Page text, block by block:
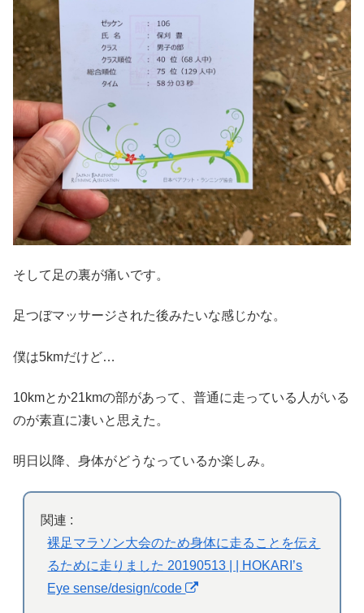
そして足の裏が痛いです。
足つぼマッサージされた後みたいな感じかな。
僕は5kmだけど…
10kmとか21kmの部があって、普通に走っている人がいる
のが素直に凄いと思えた。
明日以降、身体がどうなっているか楽しみ。
関連 :
裸足マラソン大会のため身体に走ることを伝え
るために走りました 20190513 | | HOKARI’s
Eye sense/design/code